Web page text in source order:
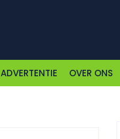
ADVERTENTIE OVER ONS